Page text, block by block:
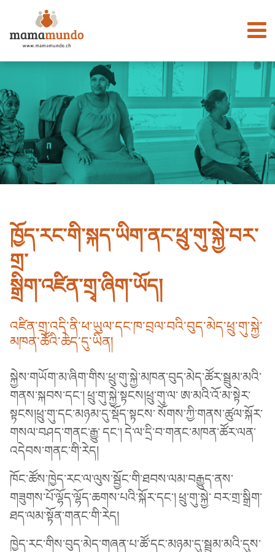
ཁྱོད་རང་གི་སྐད་ཡིག་ནང་ཕྲུ་གུ་སྐྱེ་བར་
གྲ་
སྒྲིག་འཛིན་གྲྭ་ཞིག་ཡོད།
འཛིན་གྲྭ་འདི་ནི་ཕ་ཡུལ་དང་ཁ་བྲལ་བའི་བུད་མེད་ཕྲུ་གུ་སྐྱེ་
མཁན་ཚོའི་ཆེད་དུ་ཡིན།
སྐྱེས་གཡོག་མ་ཞིག་གིས་ཕྲུ་གུ་སྐྱེ་མཁན་བུད་མེད་ཚོར་སྦྲུམ་མའི་
གནས་སྐབས་དང་། ཕྲུ་གུ་སྐྱེ་སྟངས།ཕྲུ་གུ་ལ་ ཨ་མའི་འོ་མ་སྟེར་
སྟངས།ཕྲུ་གུ་དང་མཉམ་དུ་སྡོད་སྟངས་ སོགས་ཀྱི་གནས་ཚུལ་སྐོར་
གསལ་བཤད་གནང་རྒྱུ་ དང་། དེ་ལ་དྲི་བ་གནང་མཁན་ཚོར་ལན་
འདེབས་གནང་གི་རེད།
ཁོང་ཚོས་ཁྱེད་རང་ལ་ལུས་སྦྱོང་གི་ཐབས་ལམ་བརྒྱུད་ནས་
གཟུགས་པོ་ལྷོད་ལྷོད་ཆགས་པའི་སྐོར་དང་། ཕྲུ་གུ་སྐྱེ་ བར་གྲ་སྒྲིག་
ཐད་ལམ་སྟོན་གནང་གི་རེད།
ཁྱེད་རང་གིས་བུད་མེད་གཞན་པ་ཚོ་དང་མཉམ་དུ་སྦྲུམ་མའི་དུས་